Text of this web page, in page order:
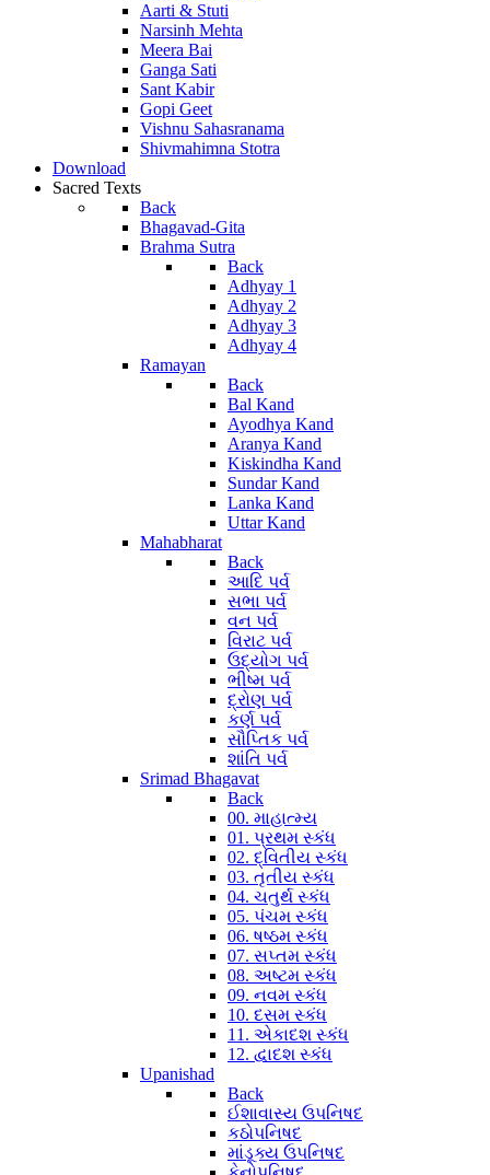
Aarti & Stuti
Narsinh Mehta
Meera Bai
Ganga Sati
Sant Kabir
Gopi Geet
Vishnu Sahasranama
Shivmahimna Stotra
Download
Sacred Texts
Back
Bhagavad-Gita
Brahma Sutra
Back
Adhyay 1
Adhyay 2
Adhyay 3
Adhyay 4
Ramayan
Back
Bal Kand
Ayodhya Kand
Aranya Kand
Kiskindha Kand
Sundar Kand
Lanka Kand
Uttar Kand
Mahabharat
Back
આદિ પર્વ
સભા પર્વ
વન પર્વ
વિરાટ પર્વ
ઉદ્યોગ પર્વ
ભીષ્મ પર્વ
દ્રોણ પર્વ
કર્ણ પર્વ
સૌપ્તિક પર્વ
શાંતિ પર્વ
Srimad Bhagavat
Back
00. માહાત્મ્ય
01. પ્રથમ સ્કંધ
02. દ્વિતીય સ્કંધ
03. તૃતીય સ્કંધ
04. ચતુર્થ સ્કંધ
05. પંચમ સ્કંધ
06. ષષ્ઠમ સ્કંધ
07. સપ્તમ સ્કંધ
08. અષ્ટમ સ્કંધ
09. નવમ સ્કંધ
10. દસમ સ્કંધ
11. એકાદશ સ્કંધ
12. દ્વાદશ સ્કંધ
Upanishad
Back
ઈશાવાસ્ય ઉપનિષદ
કઠોપનિષદ
માંડૂક્ય ઉપનિષદ